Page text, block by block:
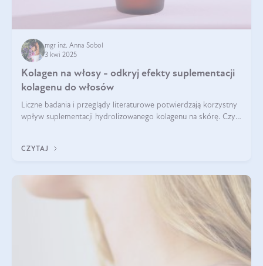
mgr inż. Anna Sobol
3 kwi 2025
Kolagen na włosy - odkryj efekty suplementacji
kolagenu do włosów
Liczne badania i przeglądy literaturowe potwierdzają korzystny
wpływ suplementacji hydrolizowanego kolagenu na skórę. Czy
CZYTAJ